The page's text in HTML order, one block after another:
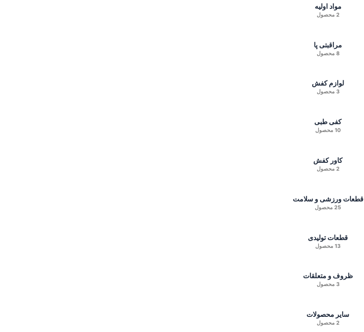
مواد اولیه
2 محصول
مراقبتی پا
8 محصول
لوازم کفش
3 محصول
کفی طبی
10 محصول
کاور کفش
2 محصول
قطعات ورزشی و سلامت
25 محصول
قطعات تولیدی
13 محصول
ظروف و متعلقات
3 محصول
سایر محصولات
2 محصول